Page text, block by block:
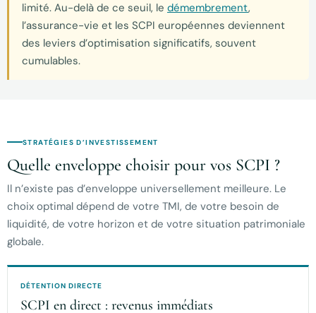
limité. Au-delà de ce seuil, le démembrement,
l’assurance-vie et les SCPI européennes deviennent
des leviers d’optimisation significatifs, souvent
cumulables.
STRATÉGIES D’INVESTISSEMENT
Quelle enveloppe choisir pour vos SCPI ?
Il n’existe pas d’enveloppe universellement meilleure. Le
choix optimal dépend de votre TMI, de votre besoin de
liquidité, de votre horizon et de votre situation patrimoniale
globale.
DÉTENTION DIRECTE
SCPI en direct : revenus immédiats